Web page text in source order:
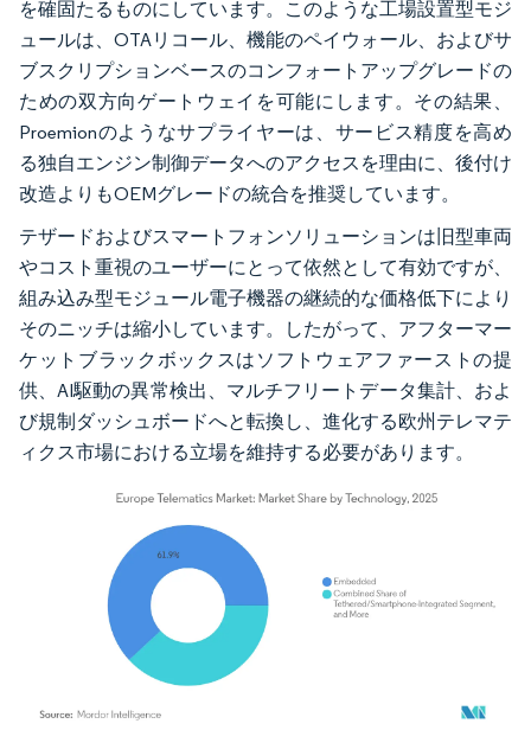
を確固たるものにしています。このような工場設置型モジ
ュールは、OTAリコール、機能のペイウォール、およびサ
ブスクリプションベースのコンフォートアップグレードの
ための双方向ゲートウェイを可能にします。その結果、
Proemionのようなサプライヤーは、サービス精度を高め
る独自エンジン制御データへのアクセスを理由に、後付け
改造よりもOEMグレードの統合を推奨しています。
テザードおよびスマートフォンソリューションは旧型車両
やコスト重視のユーザーにとって依然として有効ですが、
組み込み型モジュール電子機器の継続的な価格低下により
そのニッチは縮小しています。したがって、アフターマー
ケットブラックボックスはソフトウェアファーストの提
供、AI駆動の異常検出、マルチフリートデータ集計、およ
び規制ダッシュボードへと転換し、進化する欧州テレマテ
ィクス市場における立場を維持する必要があります。